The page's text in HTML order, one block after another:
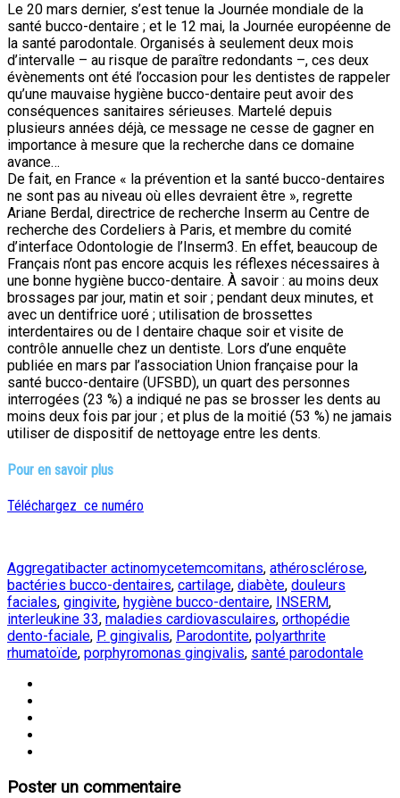
Le 20 mars dernier, s’est tenue la Journée mondiale de la
santé bucco-dentaire ; et le 12 mai, la Journée européenne de
la santé parodontale. Organisés à seulement deux mois
d’intervalle – au risque de paraître redondants –, ces deux
évènements ont été l’occasion pour les dentistes de rappeler
qu’une mauvaise hygiène bucco-dentaire peut avoir des
conséquences sanitaires sérieuses. Martelé depuis
plusieurs années déjà, ce message ne cesse de gagner en
importance à mesure que la recherche dans ce domaine
avance…
De fait, en France « la prévention et la santé bucco-dentaires
ne sont pas au niveau où elles devraient être », regrette
Ariane Berdal, directrice de recherche Inserm au Centre de
recherche des Cordeliers à Paris, et membre du comité
d’interface Odontologie de l’Inserm3. En effet, beaucoup de
Français n’ont pas encore acquis les réflexes nécessaires à
une bonne hygiène bucco-dentaire. À savoir : au moins deux
brossages par jour, matin et soir ; pendant deux minutes, et
avec un dentifrice uoré ; utilisation de brossettes
interdentaires ou de l dentaire chaque soir et visite de
contrôle annuelle chez un dentiste. Lors d’une enquête
publiée en mars par l’association Union française pour la
santé bucco-dentaire (UFSBD), un quart des personnes
interrogées (23 %) a indiqué ne pas se brosser les dents au
moins deux fois par jour ; et plus de la moitié (53 %) ne jamais
utiliser de dispositif de nettoyage entre les dents.
Pour en savoir plus
Téléchargez ce numéro
Aggregatibacter actinomycetemcomitans, athérosclérose,
bactéries bucco-dentaires, cartilage, diabète, douleurs
faciales, gingivite, hygiène bucco-dentaire, INSERM,
interleukine 33, maladies cardiovasculaires, orthopédie
dento-faciale, P. gingivalis, Parodontite, polyarthrite
rhumatoïde, porphyromonas gingivalis, santé parodontale
Poster un commentaire